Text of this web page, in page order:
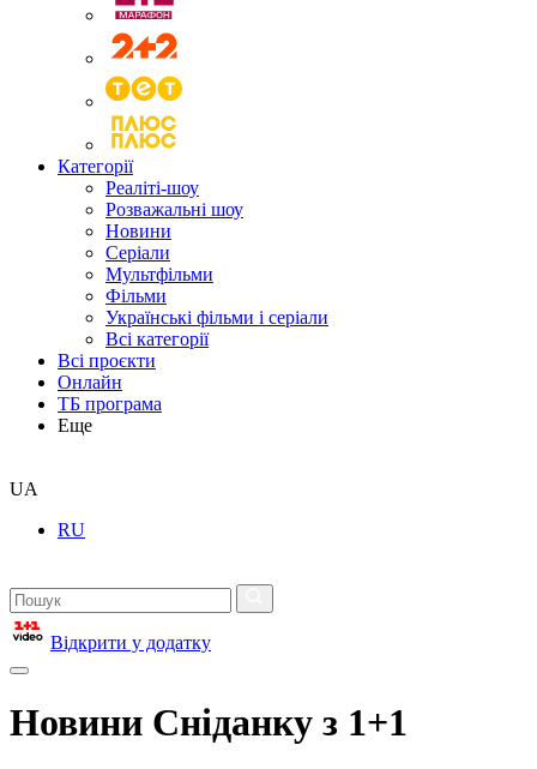
Категорії
Реаліті-шоу
Розважальні шоу
Новини
Серіали
Мультфільми
Фільми
Українські фільми і серіали
Всі категорії
Всі проєкти
Онлайн
ТБ програма
Еще
UA
RU
Відкрити у додатку
Новини Сніданку з 1+1